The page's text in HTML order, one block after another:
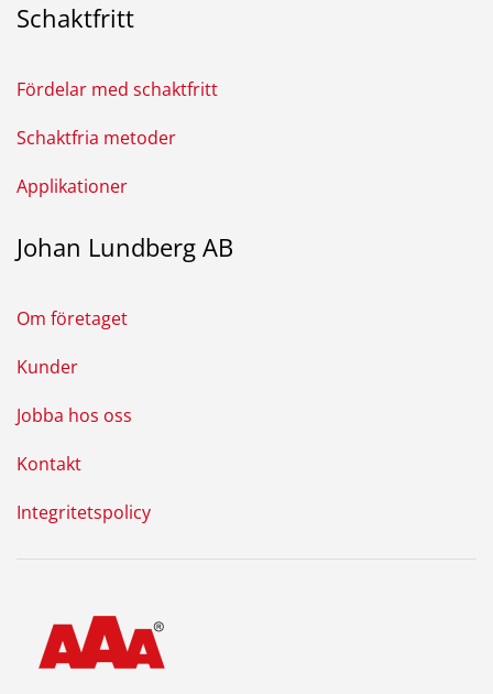
Schaktfritt
Fördelar med schaktfritt
Schaktfria metoder
Applikationer
Johan Lundberg AB
Om företaget
Kunder
Jobba hos oss
Kontakt
Integritetspolicy